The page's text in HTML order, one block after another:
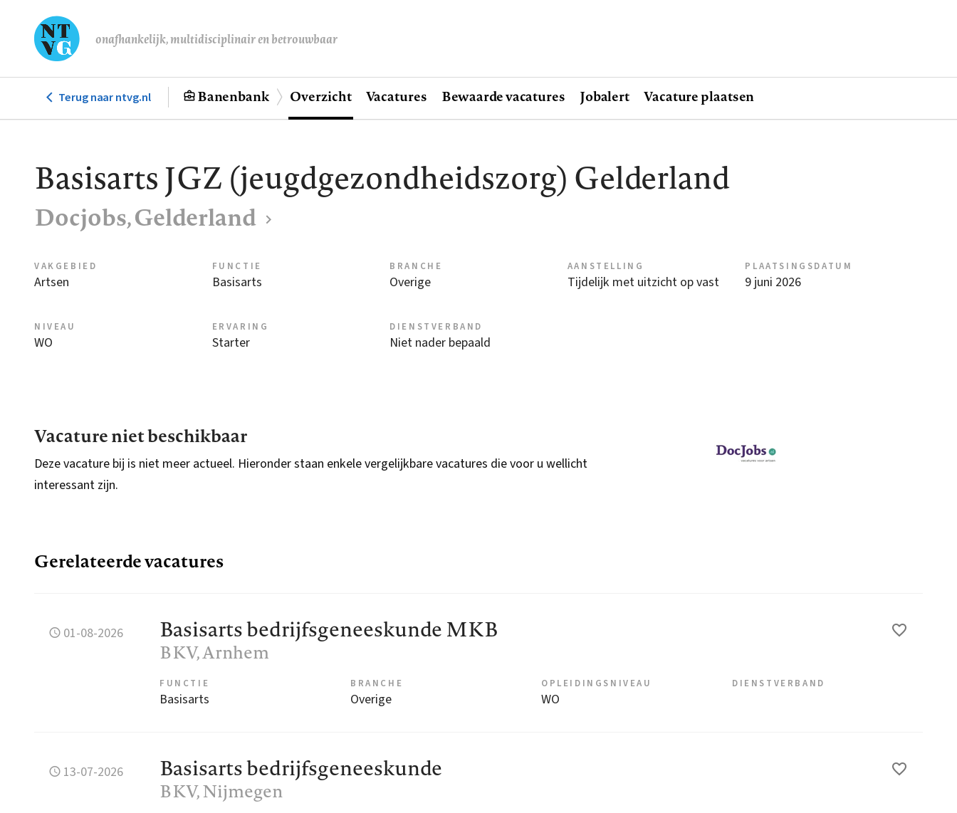
de
onafhankelijk, multidisciplinair en betrouwbaar
Hoofdnavigatie
Terug naar ntvg.nl Banenbank Overzicht Vacatures Bewaarde vacatures Jobalert Vacature plaatsen
Basisarts JGZ (jeugdgezondheidszorg) Gelderland
Docjobs, Gelderland
VAKGEBIED
Artsen
FUNCTIE
Basisarts
BRANCHE
Overige
AANSTELLING
Tijdelijk met uitzicht op vast
PLAATSINGSDATUM
9 juni 2026
NIVEAU
WO
ERVARING
Starter
DIENSTVERBAND
Niet nader bepaald
Vacature niet beschikbaar
Deze vacature bij is niet meer actueel. Hieronder staan enkele vergelijkbare vacatures die voor u wellicht
interessant zijn.
Gerelateerde vacatures
01-08-2026 Basisarts bedrijfsgeneeskunde MKB
BKV, Arnhem
FUNCTIE
Basisarts
BRANCHE
Overige
OPLEIDINGSNIVEAU
WO
DIENSTVERBAND
13-07-2026 Basisarts bedrijfsgeneeskunde
BKV, Nijmegen